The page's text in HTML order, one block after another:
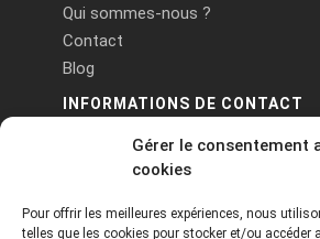
Gérer le consentement
cookies
Pour offrir les meilleures expériences, nous
telles que les cookies pour stocker et/ou accéder
Qui sommes-nous ?
Contact
Blog
INFORMATIONS DE CONTACT
PA Keneach Ouest - 5 rue de Belle-
contact@logiciels-etiquettes.com